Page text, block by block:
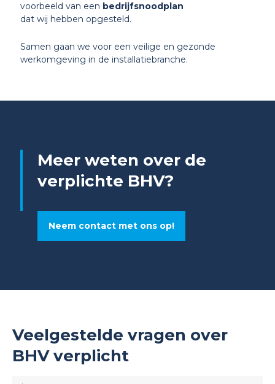
voorbeeld van een bedrijfsnoodplan
dat wij hebben opgesteld.
Samen gaan we voor een veilige en gezonde
werkomgeving in de installatiebranche.
Meer weten over de
verplichte BHV?
Neem contact met ons op!
Veelgestelde vragen over
BHV verplicht